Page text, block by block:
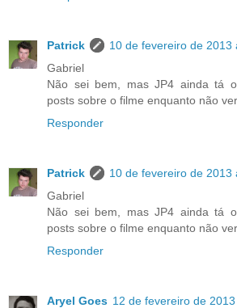
Patrick
10 de fevereiro de 2013
Gabriel
Não sei bem, mas JP4 ainda tá
posts sobre o filme enquanto não
Responder
Patrick
10 de fevereiro de 2013
Gabriel
Não sei bem, mas JP4 ainda tá
posts sobre o filme enquanto não
Responder
Aryel Goes 12 de fevereiro de 2013